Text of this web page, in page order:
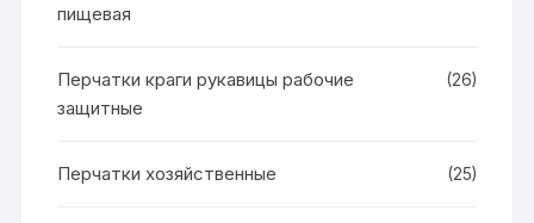
пищевая
Перчатки краги рукавицы рабочие
защитные
(26)
Перчатки хозяйственные (25)